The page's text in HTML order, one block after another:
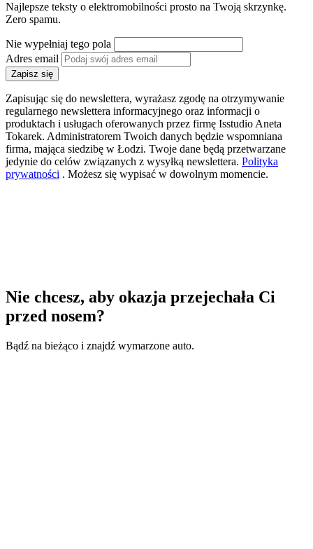
Najlepsze teksty o elektromobilności prosto na Twoją skrzynkę.
Zero spamu.
Nie wypełniaj tego pola
Adres email
Zapisz się
Zapisując się do newslettera, wyrażasz zgodę na otrzymywanie
regularnego newslettera informacyjnego oraz informacji o
produktach i usługach oferowanych przez firmę Isstudio Aneta
Tokarek. Administratorem Twoich danych będzie wspomniana
firma, mająca siedzibę w Łodzi. Twoje dane będą przetwarzane
jedynie do celów związanych z wysyłką newslettera. Polityka
prywatności . Możesz się wypisać w dowolnym momencie.
Nie chcesz, aby okazja przejechała Ci
przed nosem?
Bądź na bieżąco i znajdź wymarzone auto.